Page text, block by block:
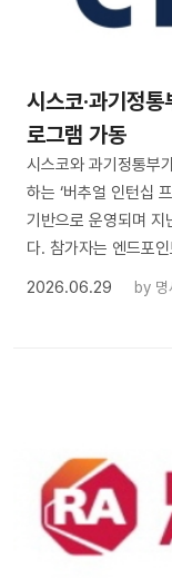
시스코·과기정
로그램 가동
시스코와 과기정통부
하는 ‘버추얼 인턴십
기반으로 운영되며
다. 참가자는 엔드포
2026.06.29
by